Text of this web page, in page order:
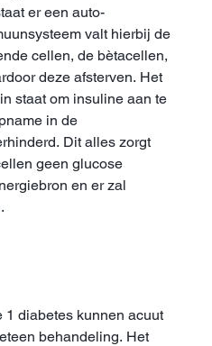
er een auto-
valt hierbij de
cellen, de bètacellen,
deze afsterven. Het
staat om insuline aan te
in de
Dit alles zorgt
geen glucose
en er zal
1 diabetes kunnen acuut
behandeling. Het